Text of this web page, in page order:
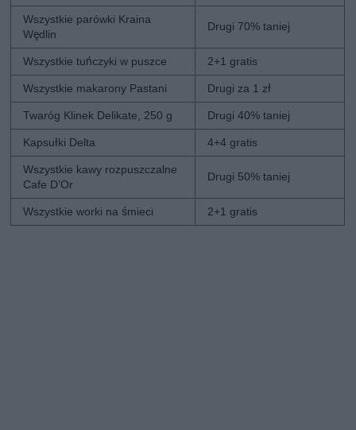
Wszystkie parówki Kraina
Wędlin
Drugi 70% taniej
Wszystkie tuńczyki w puszce 2+1 gratis
Wszystkie makarony Pastani Drugi za 1 zł
Twaróg Klinek Delikate, 250 g Drugi 40% taniej
Kapsułki Delta 4+4 gratis
Wszystkie kawy rozpuszczalne
Cafe D’Or
Drugi 50% taniej
Wszystkie worki na śmieci 2+1 gratis